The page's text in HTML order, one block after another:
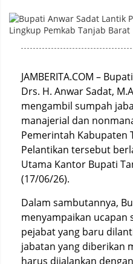
JAMBERITA.COM –
Drs. H. Anwar Sadat,
mengambil sumpah
manajerial dan
Pemerintah Kabupaten
Pelantikan tersebut
Utama Kantor Bupati
(17/06/26).
Dalam sambutannya,
menyampaikan ucapan
pejabat yang baru
jabatan yang diberikan
harus dijalankan